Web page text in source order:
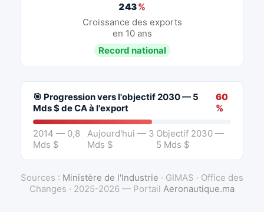
243%
Croissance des exports
en 10 ans
Record national
🎯 Progression vers l'objectif 2030 — 5
Mds $ de CA à l'export
60
%
2014 — 0,8
Mds $
Aujourd'hui — 3
Mds $
Objectif 2030 —
5 Mds $
Sources : Ministère de l'Industrie · GIMAS · Office des
Changes · 2025-2026 — Portail Aeronautique.ma